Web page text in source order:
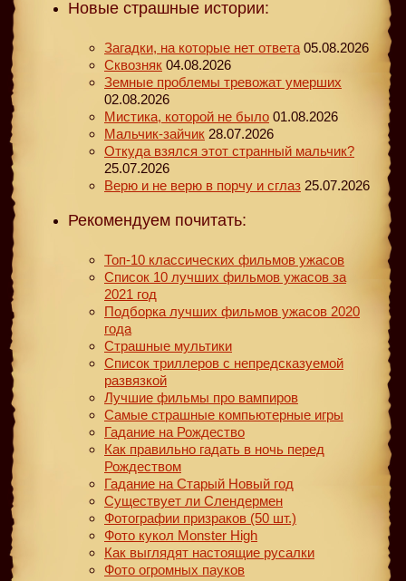
Новые страшные истории:
Загадки, на которые нет ответа 05.08.2026
Сквозняк 04.08.2026
Земные проблемы тревожат умерших
02.08.2026
Мистика, которой не было 01.08.2026
Мальчик-зайчик 28.07.2026
Откуда взялся этот странный мальчик?
25.07.2026
Верю и не верю в порчу и сглаз 25.07.2026
Рекомендуем почитать:
Топ-10 классических фильмов ужасов
Список 10 лучших фильмов ужасов за
2021 год
Подборка лучших фильмов ужасов 2020
года
Страшные мультики
Список триллеров с непредсказуемой
развязкой
Лучшие фильмы про вампиров
Самые страшные компьютерные игры
Гадание на Рождество
Как правильно гадать в ночь перед
Рождеством
Гадание на Старый Новый год
Существует ли Слендермен
Фотографии призраков (50 шт.)
Фото кукол Monster High
Как выглядят настоящие русалки
Фото огромных пауков